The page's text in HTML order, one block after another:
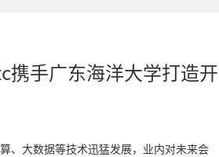
手广东海洋大学打造开
、大数据等技术迅猛发展，业内对未来会